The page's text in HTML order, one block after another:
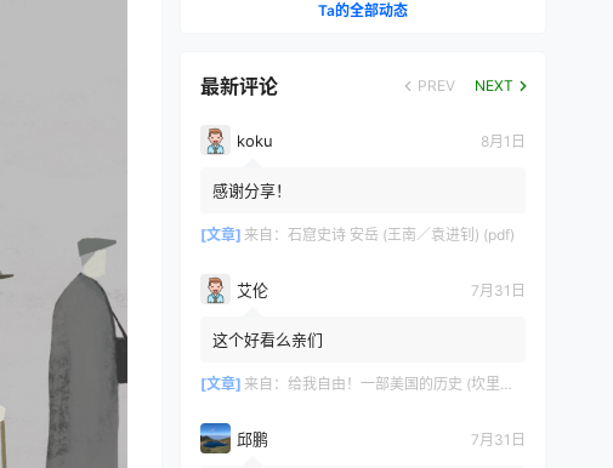
Ta的全部动态
最新评论 PREV NEXT
koku 8月1日
感谢分享！
[文章] 来自： 石窟史诗 安岳 (王南／袁进钊) (pdf)
艾伦 7月31日
这个好看么亲们
[文章] 来自： 给我自由！一部美国的历史 (坎里克·方纳／埃里克·方纳) (mobi+azw3+epub)
邱鹏 7月31日